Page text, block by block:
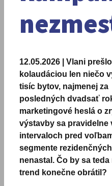
12.05.2026 | Vlani prešlo
kolaudáciou len niečo
tisíc bytov, najmenej za
posledných dvadsať
marketingové heslá o
výstavby sa
intervaloch pred
segmente
nenastal. Čo by sa
trend konečne obrátil?